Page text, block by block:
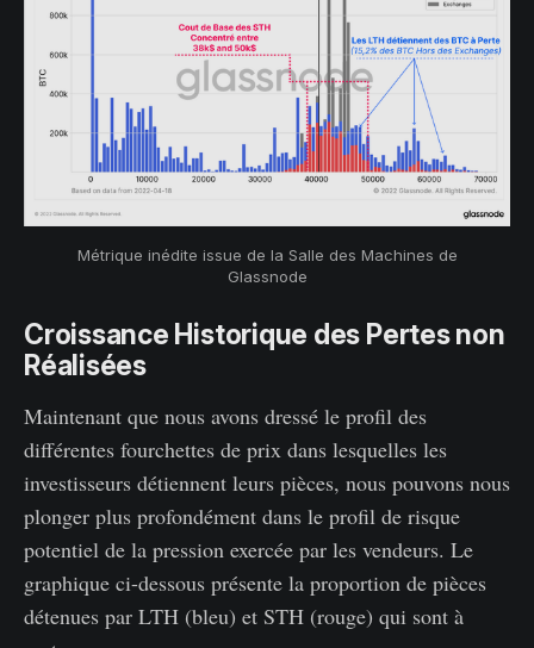
Métrique inédite issue de la Salle des Machines de
Glassnode
Croissance Historique des Pertes non
Réalisées
Maintenant que nous avons dressé le profil des
différentes fourchettes de prix dans lesquelles les
investisseurs détiennent leurs pièces, nous pouvons nous
plonger plus profondément dans le profil de risque
potentiel de la pression exercée par les vendeurs. Le
graphique ci-dessous présente la proportion de pièces
détenues par LTH (bleu) et STH (rouge) qui sont à